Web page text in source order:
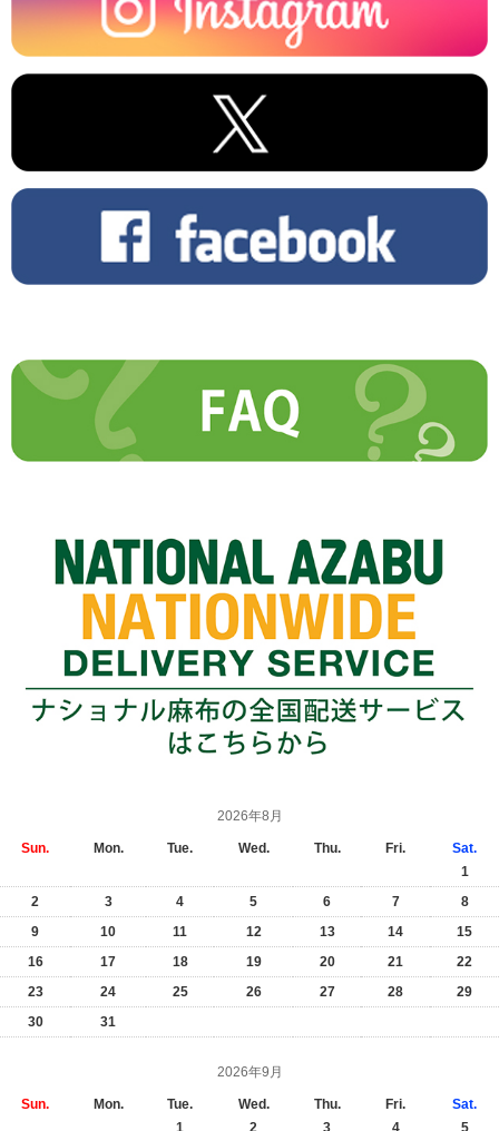
2026年8月
Sun. Mon. Tue. Wed. Thu. Fri.
Sat.
1
2
3 4 5 6 7
8
9
10 11 12 13 14
15
16
17 18 19 20 21
22
23
24 25 26 27 28
29
30
31
2026年9月
Sun. Mon. Tue. Wed. Thu. Fri.
Sat.
1
2 3 4 5